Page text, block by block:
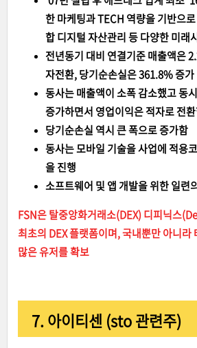
한 마케팅과 TECH 역량을 기반으
합 디지털 자산관리 등 다양한 미래
전년동기 대비 연결기준 매출액은
자전환, 당기순손실은 361.8% 증가
동사는 매출액이 소폭 감소했고 동
증가하면서 영업이익은 적자로 전
당기순손실 역시 큰 폭으로 증가함
동사는 모바일 기술을 사업에 적용
을 진행
소프트웨어 및 앱 개발을 위한 일련
FSN은 탈중앙화거래소(DEX) 디피닉스
최초의 DEX 플랫폼이며, 국내뿐만 아니라
많은 유저를 확보
7. 아이티센 (sto 관련주)